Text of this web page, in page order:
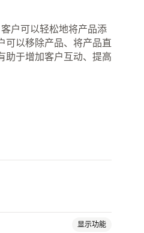
户可以轻松地将产品添
可以移除产品、将产品直
助于增加客户互动、提高
显示功能